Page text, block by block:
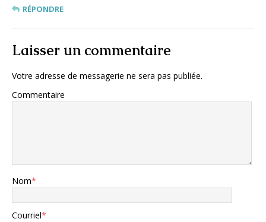
RÉPONDRE
Laisser un commentaire
Votre adresse de messagerie ne sera pas publiée.
Commentaire
Nom*
Courriel*